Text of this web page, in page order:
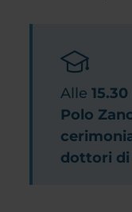
Alle15.30
Polo
dottori di